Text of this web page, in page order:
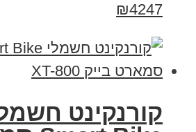
₪4247